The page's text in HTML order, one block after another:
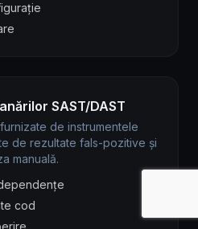
SAST/DAST
de instrumentele
de rezultate fals-pozitive și
manuală.
cod